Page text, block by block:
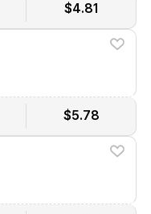
$4.81
$5.78